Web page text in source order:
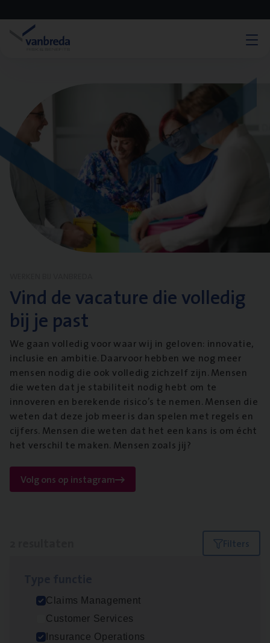
Vind de vacature die volledig
bij je past
We gaan volledig voor waar wij in geloven: innovatie,
inclusie en ambitie. Daarvoor hebben we nog meer
mensen nodig die ook volledig zichzelf zijn. Mensen
die weten dat je stabiliteit nodig hebt om te
innoveren en berekende risico’s te nemen. Mensen die
weten dat deze job meer is dan spelen met regels en
cijfers. Mensen die weten dat het een kans is om écht
het verschil te maken. Mensen zoals jij?
Volg ons op instagram
Filters
Claims Management
Customer Services
Insurance Operations
Dos­sier­be­heer­der Pro­per­ty verzekeringen
Insurance Operations
Antwerpen en Hasselt